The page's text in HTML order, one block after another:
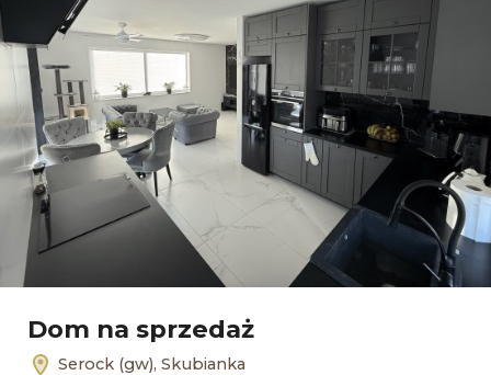
Dom na sprzedaż
Serock (gw), Skubianka